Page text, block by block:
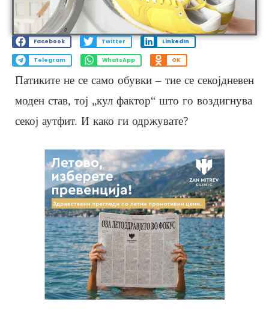
Facebook Twitter LinkedIn
Telegram WhatsApp OK
Патиките не се само обувки – тие се секојдневен
моден став, тој „кул фактор“ што го воздигнува
секој аутфит. И како ги одржувате?